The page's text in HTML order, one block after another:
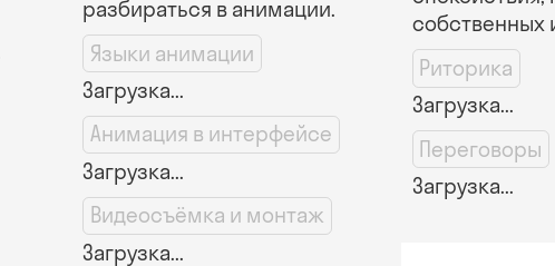
разбираться в анимации.
Языки анимации
Загрузка...
Анимация в интерфейсе
Загрузка...
Видеосъёмка и монтаж
Загрузка...
собственных
Риторика
Загрузка...
Переговоры
Загрузка...